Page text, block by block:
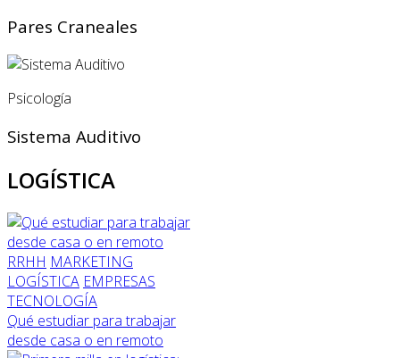
Pares Craneales
Psicología
Sistema Auditivo
LOGÍSTICA
RRHH MARKETING
LOGÍSTICA EMPRESAS
TECNOLOGÍA
Qué estudiar para trabajar
desde casa o en remoto